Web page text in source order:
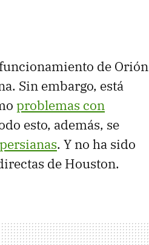
de Orión
Sin embargo, está
problemas con
esto, además, se
. Y no ha sido
de Houston.